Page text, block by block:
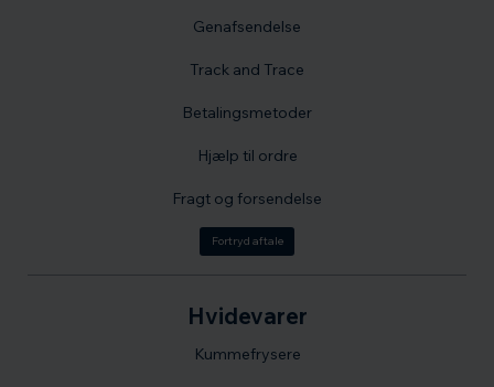
Hvidevarer
Kummefrysere
Genafsendelse
Track and Trace
Betalingsmetoder
Hjælp til ordre
Fragt og forsendelse
Fortryd aftale